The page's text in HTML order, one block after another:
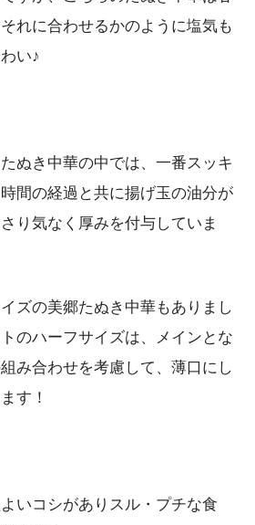
れに合わせるかのように塩気も
い♪
ぬき中華の中では、一番スッキ
間の経過と共に揚げ玉の油分が
り気なく厚みを付与していま
ズの美郷たぬき中華もありまし
のハーフサイズは、メインとな
み合わせを考慮して、薄口にし
す！
いコシがありスル・プチな食